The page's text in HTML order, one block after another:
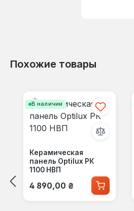
Похожие товары
В наличии
Керамическая
панель Optilux РК
1100 НВП
Обычная цена:
4 890,00 ₴